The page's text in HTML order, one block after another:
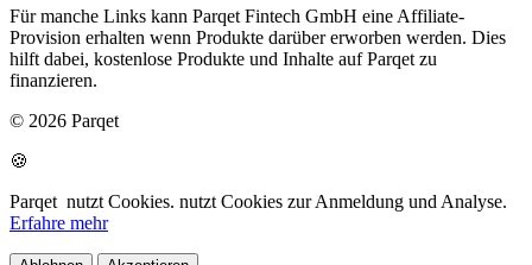
Für manche Links kann Parqet Fintech GmbH eine Affiliate-
Provision erhalten wenn Produkte darüber erworben werden. Dies
hilft dabei, kostenlose Produkte und Inhalte auf Parqet zu
finanzieren.
© 2026 Parqet
🍪
Parqet nutzt Cookies. nutzt Cookies zur Anmeldung und Analyse.
Erfahre mehr